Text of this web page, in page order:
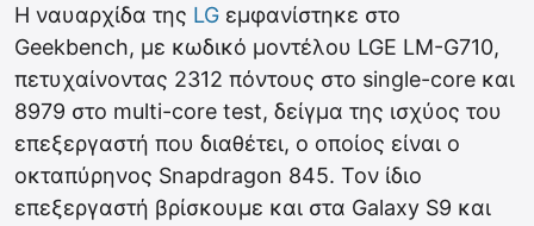
Η ναυαρχίδα της LG εμφανίστηκε στο
Geekbench, με κωδικό μοντέλου LGE LM-G710,
πετυχαίνοντας 2312 πόντους στο single-core και
8979 στο multi-core test, δείγμα της ισχύος του
επεξεργαστή που διαθέτει, ο οποίος είναι ο
οκταπύρηνος Snapdragon 845. Τον ίδιο
επεξεργαστή βρίσκουμε και στα Galaxy S9 και